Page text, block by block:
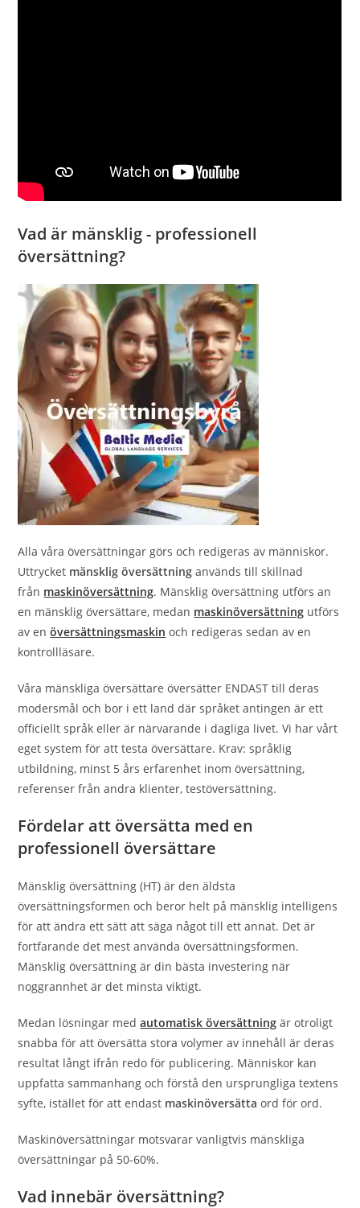
Vad är mänsklig - professionell
översättning?
Alla våra översättningar görs och redigeras av människor.
Uttrycket mänsklig översättning används till skillnad
från maskinöversättning. Mänsklig översättning utförs an
en mänsklig översättare, medan maskinöversättning utförs
av enöversättningsmaskin och redigeras sedan av en
kontrollläsare.
Våra mänskliga översättare översätter ENDAST till deras
modersmål och bor i ett land där språket antingen är ett
officiellt språk eller är närvarande i dagliga livet. Vi har vårt
eget system för att testa översättare. Krav: språklig
utbildning, minst 5 års erfarenhet inom översättning,
referenser från andra klienter, testöversättning.
Fördelar att översätta med en
professionell översättare
Mänsklig översättning (HT) är den äldsta
översättningsformen och beror helt på mänsklig intelligens
för att ändra ett sätt att säga något till ett annat. Det är
fortfarande det mest använda översättningsformen.
Mänsklig översättning är din bästa investering när
noggrannhet är det minsta viktigt.
Medan lösningar medautomatisk översättning är otroligt
snabba för att översätta stora volymer av innehåll är deras
resultat långt ifrån redo för publicering. Människor kan
uppfatta sammanhang och förstå den ursprungliga textens
syfte, istället för att endast maskinöversätta ord för ord.
Maskinöversättningar motsvarar vanligtvis mänskliga
översättningar på 50-60%.
Vad innebär översättning?